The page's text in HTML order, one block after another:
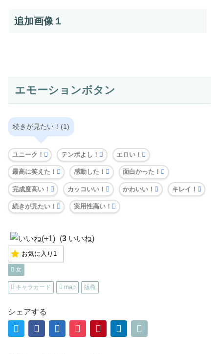
追加画像１
エモーションボタン
続きが見たい！(1)
ユニーク！ テンポよし！ エロい！
最高に笑えた！ 感動した！ 面白かった！
完成度高い！ カッコいい！ かわいい！ キレイ！
続きが見たい！ 実用性高い！
(3 いいね)
お気に入り 1
女
キャラカード map 版権
シェアする